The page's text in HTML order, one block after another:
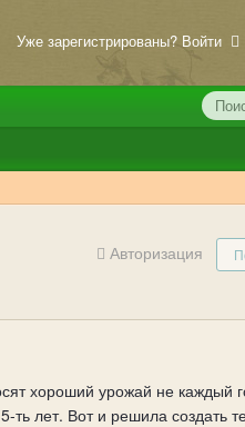
Уже зарегистрированы? Войти
Авторизация
хороший урожай не каждый
лет. Вот и решила создать